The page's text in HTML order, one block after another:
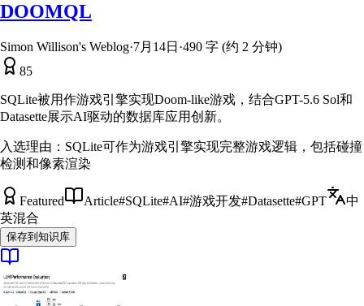
DOOMQL
Simon Willison's Weblog·7月14日 ·490 字 (约 2 分钟)
85
SQLite被用作游戏引擎实现Doom-like游戏，结合GPT-5.6 Sol和
Datasette展示AI驱动的数据库应用创新。
入选理由： SQLite可作为游戏引擎实现完整游戏逻辑，包括碰撞
检测和像素渲染
Featured Article#SQLite#AI#游戏开发#Datasette#GPT
中
英混合
保存到知识库